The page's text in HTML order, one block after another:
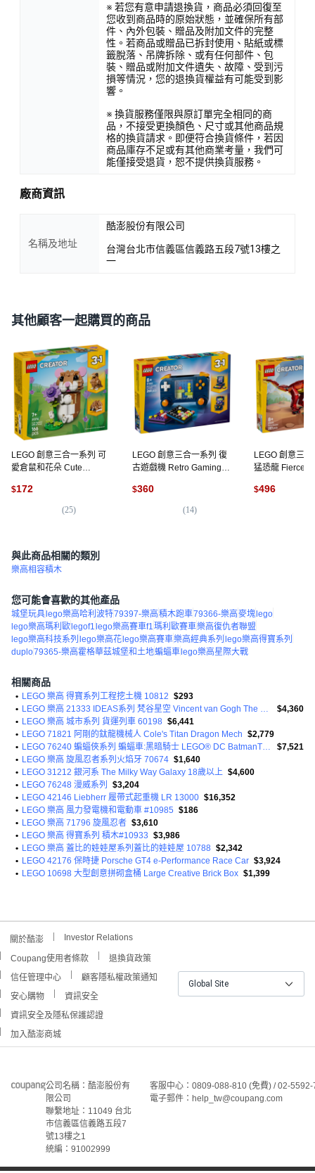
※ 若您有意申請退換貨，商品必須回復至
您收到商品時的原始狀態，並確保所有部
件、內外包裝、贈品及附加文件的完整
性。若商品或贈品已拆封使用、貼紙或標
籤脫落、吊牌拆除、或有任何部件、包
裝、贈品或附加文件遺失、故障、受到污
損等情況，您的退換貨權益有可能受到影
響。
※ 換貨服務僅限與原訂單完全相同的商
品，不接受更換顏色、尺寸或其他商品規
格的換貨請求。即便符合換貨條件，若因
商品庫存不足或有其他商業考量，我們可
能僅接受退貨，恕不提供換貨服務。
廠商資訊
名稱及地址
酷澎股份有限公司
台灣台北市信義區信義路五段7號13樓之
一
其他顧客一起購買的商品
LEGO 創意三合一系列 可
愛倉鼠和花朵 Cute
31376, 混和顏色, 1個
$172
(25)
LEGO 創意三合一系列 復
古遊戲機 Retro Gaming
1個
$360
(14)
LEGO 創意三
猛恐龍 Fierce
$496
與此商品相關的類別
樂高相容積木
您可能會喜歡的其他產品
城堡玩具 lego樂高哈利波特79397-樂高積木跑車79366-樂高麥塊 lego
lego樂高瑪利歐 legof1 lego樂高賽車f1瑪利歐賽車樂高復仇者聯盟
lego樂高科技系列 lego樂高花 lego樂高賽車樂高經典系列 lego樂高得寶系列
duplo79365-樂高霍格華茲城堡和土地蝙蝠車 lego樂高星際大戰
相關商品
• LEGO 樂高 得寶系列工程挖土機 10812 $293
•
LEGO 樂高 21333 IDEAS系列 梵谷星空 Vincent van Gogh The Starry Night
$4,360
• LEGO 樂高 城市系列 貨運列車 60198 $6,441
• LEGO 71821 阿剛的鈦龍機械人 Cole's Titan Dragon Mech $2,779
•
LEGO 76240 蝙蝠俠系列 蝙蝠車:黑暗騎士 LEGO® DC BatmanTM BatmobileTM Tumbler
$7,521
• LEGO 樂高 旋風忍者系列火焰牙 70674 $1,640
• LEGO 31212 銀河系 The Milky Way Galaxy 18歲以上 $4,600
• LEGO 76248 漫威系列
$3,204
• LEGO 42146 Liebherr 履帶式起重機 LR 13000 $16,352
• LEGO 樂高 風力發電機和電動車 #10985 $186
• LEGO 樂高 71796 旋風忍者 $3,610
• LEGO 樂高 得寶系列 積木#10933 $3,986
• LEGO 樂高 蓋比的娃娃屋系列蓋比的娃娃屋 10788 $2,342
• LEGO 42176 保時捷 Porsche GT4 e-Performance Race Car $3,924
• LEGO 10698 大型創意拼砌盒桶 Large Creative Brick Box $1,399
關於酷澎 Investor Relations
Coupang使用者條款
退換貨政策
信任管理中心
顧客隱私權政策通知
安心購物
資訊安全
資訊安全及隱私保護認證
加入酷澎商城
Global Site
公司名稱：酷澎股份有
限公司
聯繫地址：11049 台北
市信義區信義路五段7
號13樓之1
統編：91002999
客服中心：0809-088-810 (免費) / 02-
電子郵件：help_tw@coupang.com